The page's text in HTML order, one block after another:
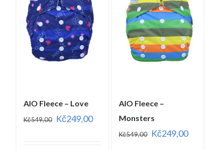
AIO Fleece – Love
Kč549,00 Kč249,00
AIO Fleece –
Monsters
Kč549,00 Kč249,00